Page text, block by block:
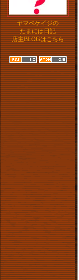
ヤマベケイジの
たまには日記
店主BLOGはこちら